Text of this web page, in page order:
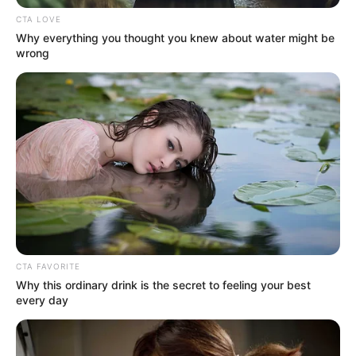
El caso, que ya está siendo investigado por las
autoridades judiciales y forenses, hadespertado
múltiples interrogantes por las circunstancias
en las que
fueron hallados los cuerpos.
Aunqueno se han confirmado las causas del
fallecimiento, se manejan varias hipótesis, entre ellas una
posible intoxicación, envenenamiento o incluso la
En otras noticias:
ciego: síntomas no son tan evidentes
CTA LOVE
Why everything you thought you knew about water might be
wrong
CTA FAVORITE
Why this ordinary drink is the secret to feeling your best
every day